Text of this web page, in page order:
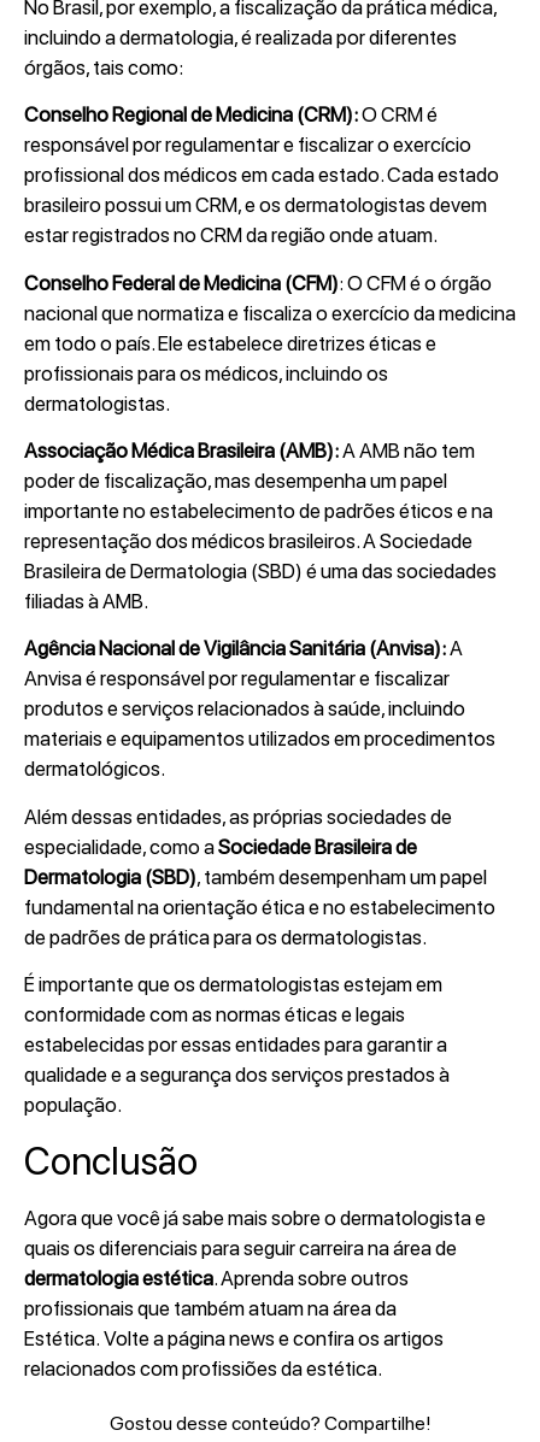
No Brasil, por exemplo, a fiscalização da prática médica,
incluindo a dermatologia, é realizada por diferentes
órgãos, tais como:
Conselho Regional de Medicina (CRM):O CRM é
responsável por regulamentar e fiscalizar o exercício
profissional dos médicos em cada estado. Cada estado
brasileiro possui um CRM, e os dermatologistas devem
estar registrados no CRM da região onde atuam.
Conselho Federal de Medicina (CFM): O CFM é o órgão
nacional que normatiza e fiscaliza o exercício da medicina
em todo o país. Ele estabelece diretrizes éticas e
profissionais para os médicos, incluindo os
dermatologistas.
Associação Médica Brasileira (AMB):A AMB não tem
poder de fiscalização, mas desempenha um papel
importante no estabelecimento de padrões éticos e na
representação dos médicos brasileiros. A Sociedade
Brasileira de Dermatologia (SBD) é uma das sociedades
filiadas à AMB.
Agência Nacional de Vigilância Sanitária (Anvisa):A
Anvisa é responsável por regulamentar e fiscalizar
produtos e serviços relacionados à saúde, incluindo
materiais e equipamentos utilizados em procedimentos
dermatológicos.
Além dessas entidades, as próprias sociedades de
especialidade, como aSociedade Brasileira de
Dermatologia (SBD), também desempenham um papel
fundamental na orientação ética e no estabelecimento
de padrões de prática para os dermatologistas.
É importante que os dermatologistas estejam em
conformidade com as normas éticas e legais
estabelecidas por essas entidades para garantir a
qualidade e a segurança dos serviços prestados à
população.
Conclusão
Agora que você já sabe mais sobre o dermatologista e
quais os diferenciais para seguir carreira na área de
dermatologia estética. Aprenda sobre outros
profissionais que também atuam na área da
Estética. Volte a página news e confira os artigos
relacionados com profissiões da estética.
Gostou desse conteúdo? Compartilhe!